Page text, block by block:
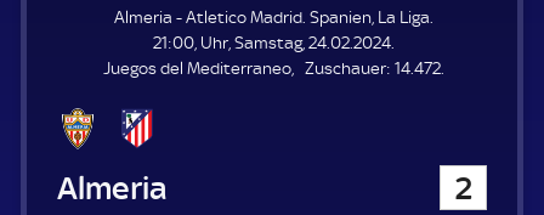
E
L
E
N
Almeria - Atletico Madrid. Spanien, La Liga.
21:00, Uhr, Samstag, 24.02.2024.
Juegos del Mediterraneo
Zuschauer: Z
14.472.
Almeria 2